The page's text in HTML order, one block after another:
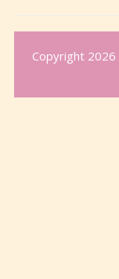
Copyright 2026